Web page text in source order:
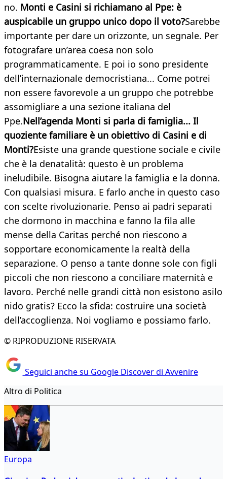
no. Monti e Casini si richiamano al Ppe: è
auspicabile un gruppo unico dopo il voto?Sarebbe
importante per dare un orizzonte, un segnale. Per
fotografare un’area coesa non solo
programmaticamente. E poi io sono presidente
dell’internazionale democristiana... Come potrei
non essere favorevole a un gruppo che potrebbe
assomigliare a una sezione italiana del
Ppe.Nell’agenda Monti si parla di famiglia... Il
quoziente familiare è un obiettivo di Casini e di
Monti?Esiste una grande questione sociale e civile
che è la denatalità: questo è un problema
ineludibile. Bisogna aiutare la famiglia e la donna.
Con qualsiasi misura. E farlo anche in questo caso
con scelte rivoluzionarie. Penso ai padri separati
che dormono in macchina e fanno la fila alle
mense della Caritas perché non riescono a
sopportare economicamente la realtà della
separazione. O penso a tante donne sole con figli
piccoli che non riescono a conciliare maternità e
lavoro. Perché nelle grandi città non esistono asilo
nido gratis? Ecco la sfida: costruire una società
dell’accoglienza. Noi vogliamo e possiamo farlo.
© RIPRODUZIONE RISERVATA
Seguici anche su Google Discover di Avvenire
Altro di Politica
Europa